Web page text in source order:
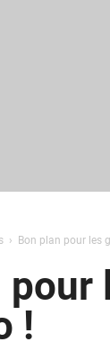
Bon plan pour les
!